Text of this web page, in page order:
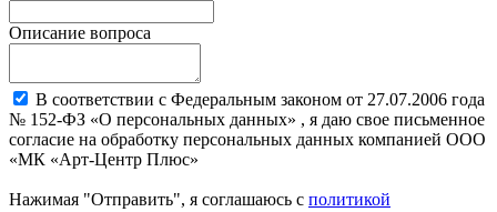
Описание вопроса
В соответствии с Федеральным законом от 27.07.2006 года
№ 152-ФЗ «О персональных данных» , я даю свое письменное
согласие на обработку персональных данных компанией ООО
«МК «Арт-Центр Плюс»
Нажимая "Отправить", я соглашаюсь с политикой